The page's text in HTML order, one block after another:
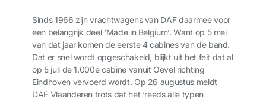
Sinds 1966 zijn vrachtwagens van DAF daarmee voor
een belangrijk deel ‘Made in Belgium’. Want op 5 mei
van dat jaar komen de eerste 4 cabines van de band.
Dat er snel wordt opgeschakeld, blijkt uit het feit dat al
op 5 juli de 1.000ecabine vanuit Oevel richting
Eindhoven vervoerd wordt. Op 26 augustus meldt
DAF Vlaanderen trots dat het ‘reeds alle typen